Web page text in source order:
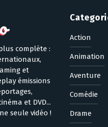
complète :
et
émissions
et DVD...
seule vidéo !
Action
Animation
Aventure
Comédie
Drame